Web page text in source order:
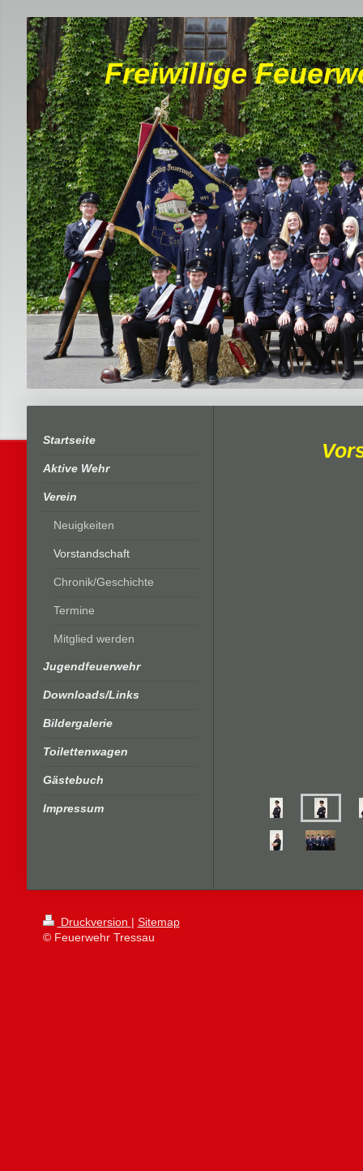
Freiwillige
Startseite
Aktive Wehr
Verein
Neuigkeiten
Vorstandschaft
Chronik/Geschichte
Termine
Mitglied werden
Jugendfeuerwehr
Downloads/Links
Bildergalerie
Toilettenwagen
Gästebuch
Impressum
Druckversion | Sitemap
© Feuerwehr Tressau